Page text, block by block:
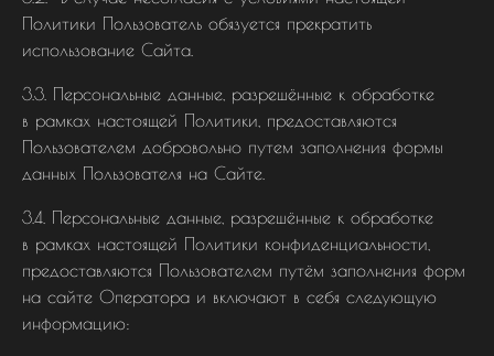
Политики Пользователь обязуется прекратить
использование Сайта.
3.3. Персональные данные, разрешённые к обработке
в рамках настоящей Политики, предоставляются
Пользователем добровольно путем заполнения формы
данных Пользователя на Сайте.
3.4. Персональные данные, разрешённые к обработке
в рамках настоящей Политики конфиденциальности,
предоставляются Пользователем путём заполнения форм
на сайте Оператора и включают в себя следующую
информацию: